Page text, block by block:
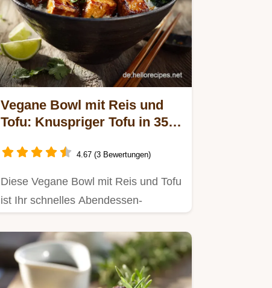
Vegane Bowl mit Reis und
Tofu: Knuspriger Tofu in 35
4.67 (3 Bewertungen)
Diese Vegane Bowl mit Reis und Tofu
ist Ihr schnelles Abendessen-